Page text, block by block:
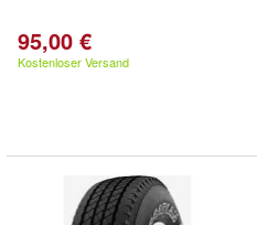
95,00 €
Kostenloser Versand